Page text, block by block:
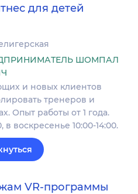
для детей
ШОМПАЛ
и новых клиентов
тренеров и
Опыт работы от 1 года.
в воскресенье 10:00-14:00.
VR-программы